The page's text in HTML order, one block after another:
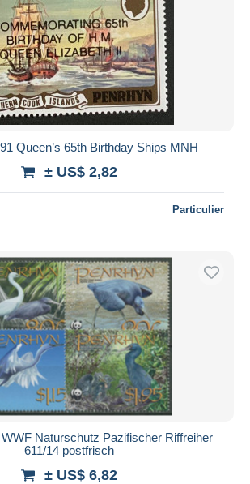
Queen’s 65th Birthday Ships MNH
± US$ 2,82
Particulier
Naturschutz Pazifischer Riffreiher
611/14 postfrisch
± US$ 6,82